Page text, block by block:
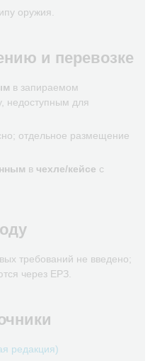
оружия.
и перевозке
в запираемом
недоступным для
отдельное размещение
в чехле/кейсе с
требований не введено;
через ЕРЗ.
редакция)